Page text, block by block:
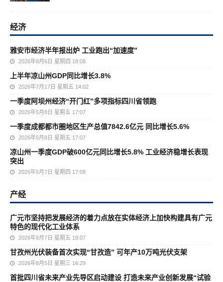
经济
雅安市经济半年报出炉 工业跑出“加速度”
2026年8月6日 星期四 18:08
上半年凉山州GDP同比增长3.8%
2026年7月17日 星期五 14:02
一季度阿坝州经济“开门红”多项指标四川省领跑
2026年5月8日 星期五 17:07
一季度成都都市圈地区生产总值7842.6亿元 同比增长5.6%
2026年5月8日 星期五 17:07
凉山州一季度GDP破600亿元同比增长5.8% 工业经济稳增长表现
突出
2026年5月7日 星期四 17:08
产经
广元市坚持把发展经济的着力点放在实体经济上加快构建具有广元
特色的现代化工业体系
2026年8月7日 星期五 18:07
甘孜州光伏装备首次实现“甘孜造” 可年产10万吨光伏支架
2026年8月5日 星期三 16:29
首批四川省未来产业先导区启动建设 打造未来产业创新发展“试验